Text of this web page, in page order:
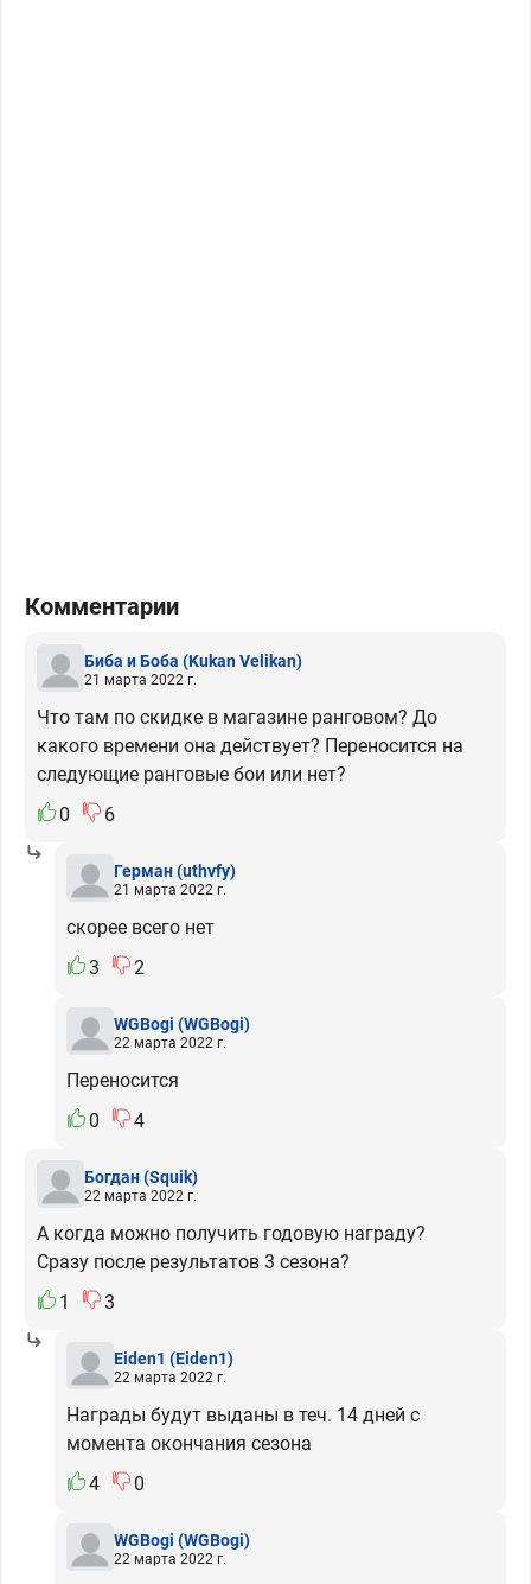
Комментарии
Биба и Боба (Kukan Velikan)
21 марта 2022 г.
Что там по скидке в магазине ранговом? До
какого времени она действует? Переносится на
следующие ранговые бои или нет?
0
6
Герман(uthvfy)
21 марта 2022 г.
скорее всего нет
3
2
WGBogi (WGBogi)
22 марта 2022 г.
Переносится
0
4
Богдан(Squik)
22 марта 2022 г.
А когда можно получить годовую награду?
Сразу после результатов 3 сезона?
1
3
Eiden1 (Eiden1)
22 марта 2022 г.
Награды будут выданы в теч. 14 дней с
момента окончания сезона
4
0
WGBogi (WGBogi)
22 марта 2022 г.